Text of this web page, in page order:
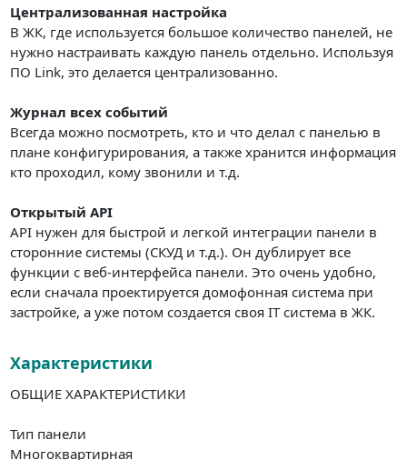
Централизованная настройка
В ЖК, где используется большое количество панелей, не
нужно настраивать каждую панель отдельно. Используя
ПО Link, это делается централизованно.
Журнал всех событий
Всегда можно посмотреть, кто и что делал с панелью в
плане конфигурирования, а также хранится информация
кто проходил, кому звонили и т.д.
Открытый API
API нужен для быстрой и легкой интеграции панели в
сторонние системы (СКУД и т.д.). Он дублирует все
функции с веб-интерфейса панели. Это очень удобно,
если сначала проектируется домофонная система при
застройке, а уже потом создается своя IT система в ЖК.
Характеристики
ОБЩИЕ ХАРАКТЕРИСТИКИ
Тип панели
Многоквартирная